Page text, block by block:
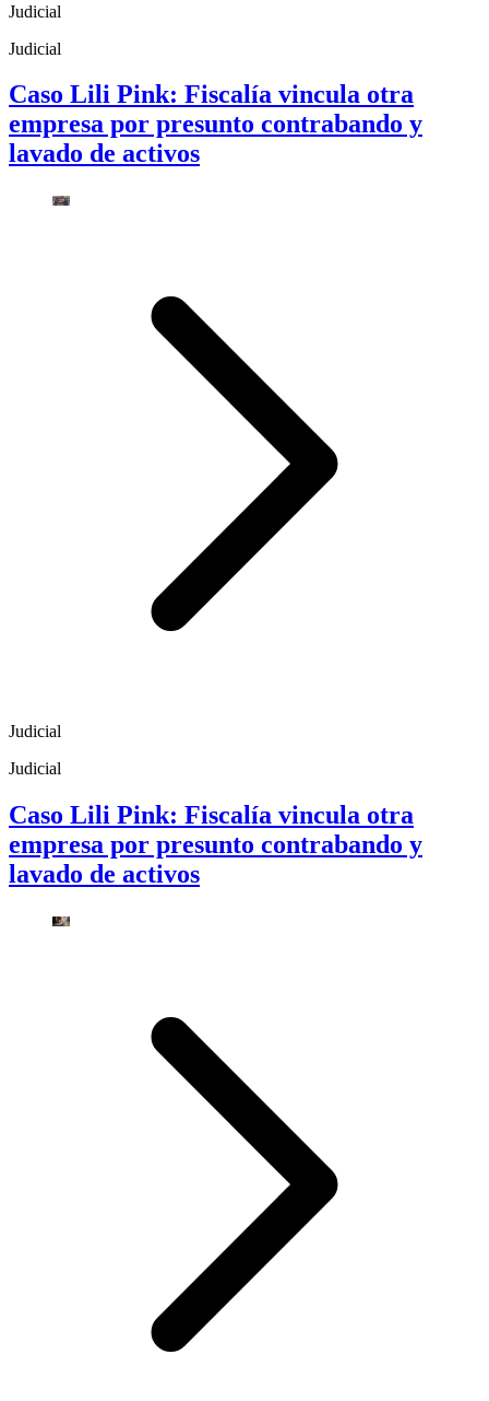
Judicial
Judicial
Caso Lili Pink: Fiscalía vincula otra
empresa por presunto contrabando y
lavado de activos
Judicial
Judicial
Caso Lili Pink: Fiscalía vincula otra
empresa por presunto contrabando y
lavado de activos